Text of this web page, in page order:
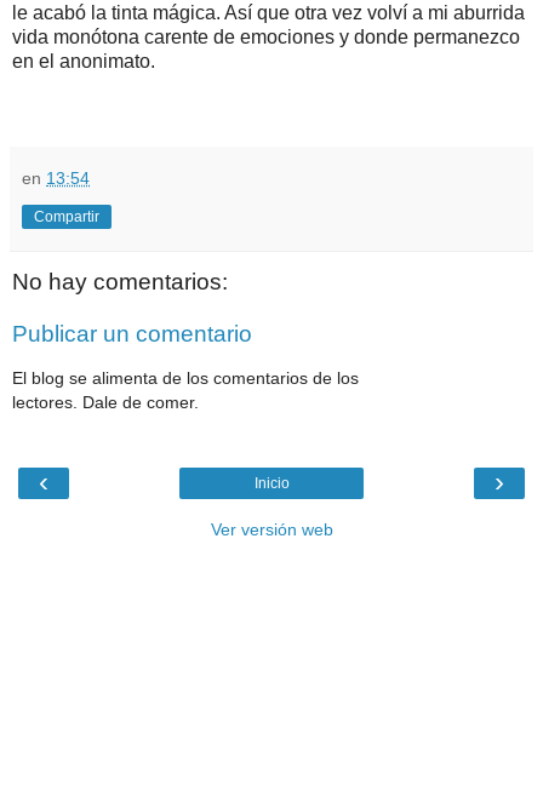
le acabó la tinta mágica. Así que otra vez volví a mi aburrida
vida monótona carente de emociones y donde permanezco
en el anonimato.
en 13:54
Compartir
No hay comentarios:
Publicar un comentario
El blog se alimenta de los comentarios de los
lectores. Dale de comer.
‹ ›
Inicio
Ver versión web